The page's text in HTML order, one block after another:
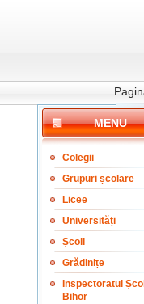
MENU
Colegii
Grupuri școlare
Licee
Universități
Școli
Grădinițe
Inspectoratul
Bihor